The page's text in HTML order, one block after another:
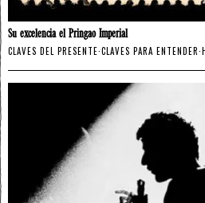
Su excelencia el Pringao Imperial
CLAVES DEL PRESENTE·CLAVES PARA ENTENDER·